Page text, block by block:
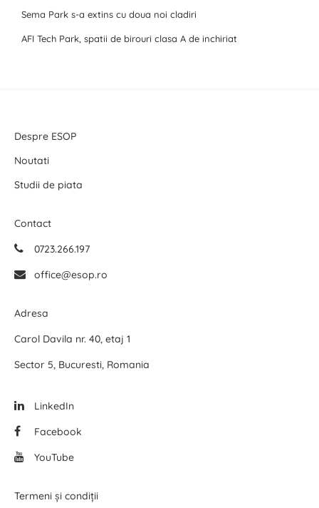
Sema Park s-a extins cu doua noi cladiri
AFI Tech Park, spatii de birouri clasa A de inchiriat
Despre ESOP
Noutati
Studii de piata
Contact
0723.266.197
office@esop.ro
Adresa
Carol Davila nr. 40, etaj 1
Sector 5, Bucuresti, Romania
LinkedIn
Facebook
YouTube
Termeni și condiții